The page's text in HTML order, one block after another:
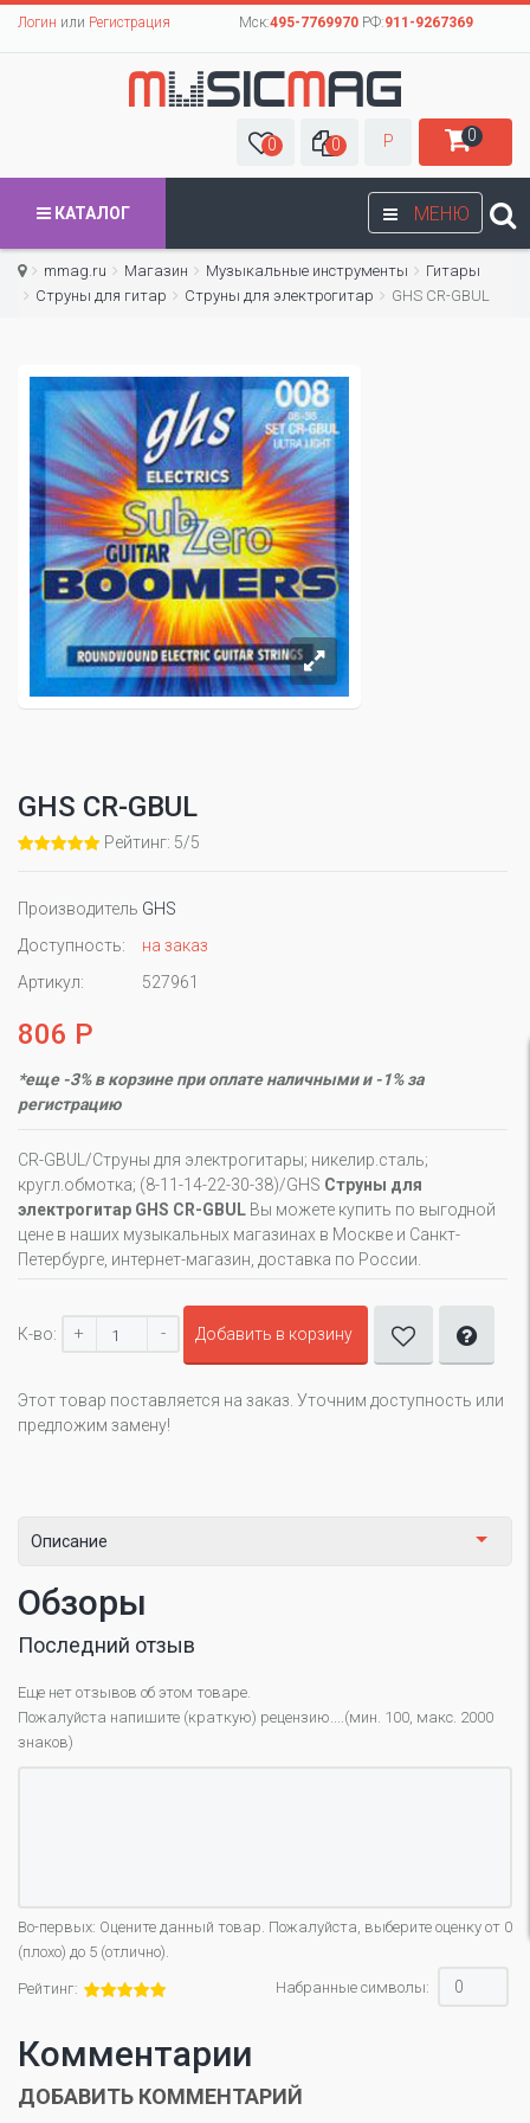
Логин или Регистрация Мск:495-7769970РФ:911-9267369
0 0 Р 0
МЕНЮ
КАТАЛОГ
mmag.ru Магазин Музыкальные инструменты
Гитары
Струны для гитар
Cтруны для электрогитар GHS CR-GBUL
GHS CR-GBUL
Рейтинг: 5/5
Производитель GHS
Доступность:
на заказ
Артикул:
527961
806 Р
*еще -3% в корзине при оплате наличными и -1% за
регистрацию
CR-GBUL/Струны для электрогитары; никелир.сталь;
кругл.обмотка; (8-11-14-22-30-38)/GHS Cтруны для
электрогитар GHS CR-GBUL Вы можете купить по выгодной
цене в наших музыкальных магазинах в Москве и Санкт-
Петербурге, интернет-магазин, доставка по России.
К-во: + - Добавить в корзину
Этот товар поставляется на заказ. Уточним доступность или
предложим замену!
Описание
Обзоры
Последний отзыв
Еще нет отзывов об этом товаре.
Пожалуйста напишите (краткую) рецензию....(мин. 100, макс. 2000
знаков)
Во-первых: Оцените данный товар. Пожалуйста, выберите оценку от 0
(плохо) до 5 (отлично).
Рейтинг: Набранные символы:
Комментарии
ДОБАВИТЬ КОММЕНТАРИЙ